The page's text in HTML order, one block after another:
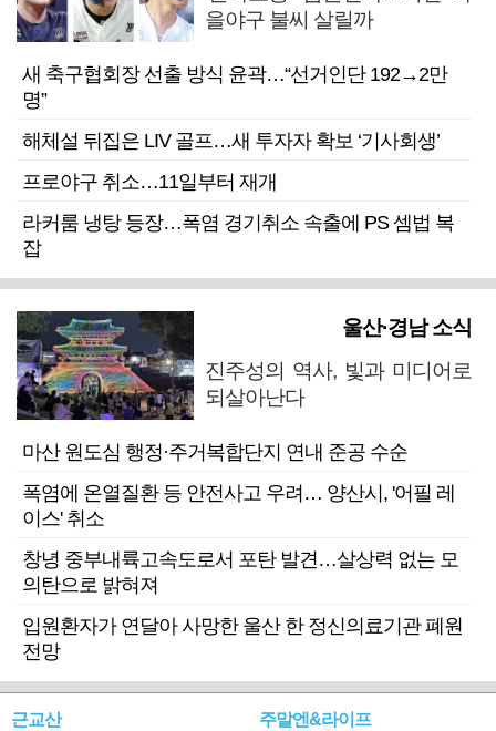
을야구 불씨 살릴까
새 축구협회장 선출 방식 윤곽…“선거인단 192→2만
명”
해체설 뒤집은 LIV 골프…새 투자자 확보 ‘기사회생’
프로야구 취소…11일부터 재개
라커룸 냉탕 등장…폭염 경기취소 속출에 PS 셈법 복
잡
울산·경남 소식
진주성의 역사, 빛과 미디어로
되살아난다
마산 원도심 행정·주거복합단지 연내 준공 수순
폭염에 온열질환 등 안전사고 우려… 양산시, '어필 레
이스' 취소
창녕 중부내륙고속도로서 포탄 발견…살상력 없는 모
의탄으로 밝혀져
입원환자가 연달아 사망한 울산 한 정신의료기관 폐원
전망
근교산 주말엔&라이프